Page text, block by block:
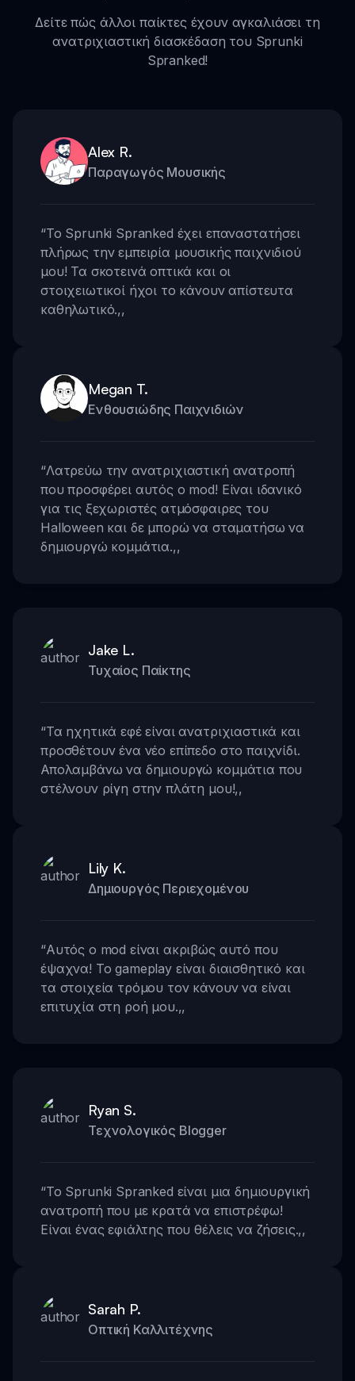
Δείτε πώς άλλοι παίκτες έχουν αγκαλιάσει τη
ανατριχιαστική διασκέδαση του Sprunki
Spranked!
Alex R.
Παραγωγός Μουσικής
“Το Sprunki Spranked έχει επαναστατήσει
πλήρως την εμπειρία μουσικής παιχνιδιού
μου! Τα σκοτεινά οπτικά και οι
στοιχειωτικοί ήχοι το κάνουν απίστευτα
καθηλωτικό.,,
Megan T.
Ενθουσιώδης Παιχνιδιών
“Λατρεύω την ανατριχιαστική ανατροπή
που προσφέρει αυτός ο mod! Είναι ιδανικό
για τις ξεχωριστές ατμόσφαιρες του
Halloween και δε μπορώ να σταματήσω να
δημιουργώ κομμάτια.,,
Jake L.
Τυχαίος Παίκτης
“Τα ηχητικά εφέ είναι ανατριχιαστικά και
προσθέτουν ένα νέο επίπεδο στο παιχνίδι.
Απολαμβάνω να δημιουργώ κομμάτια που
στέλνουν ρίγη στην πλάτη μου!,,
Lily K.
Δημιουργός Περιεχομένου
“Αυτός ο mod είναι ακριβώς αυτό που
έψαχνα! Το gameplay είναι διαισθητικό και
τα στοιχεία τρόμου τον κάνουν να είναι
επιτυχία στη ροή μου.,,
Ryan S.
Τεχνολογικός Blogger
“Το Sprunki Spranked είναι μια δημιουργική
ανατροπή που με κρατά να επιστρέφω!
Είναι ένας εφιάλτης που θέλεις να ζήσεις.,,
Sarah P.
Οπτική Καλλιτέχνης